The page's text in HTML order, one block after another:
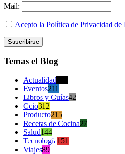
Mail:
Acepto la Política de Privacidad de
Temas el Blog
Actualidad
Eventos211
Libros y Guías42
Ocio312
Producto215
Recetas de Cocina27
Salud144
Tecnología151
Viajes89